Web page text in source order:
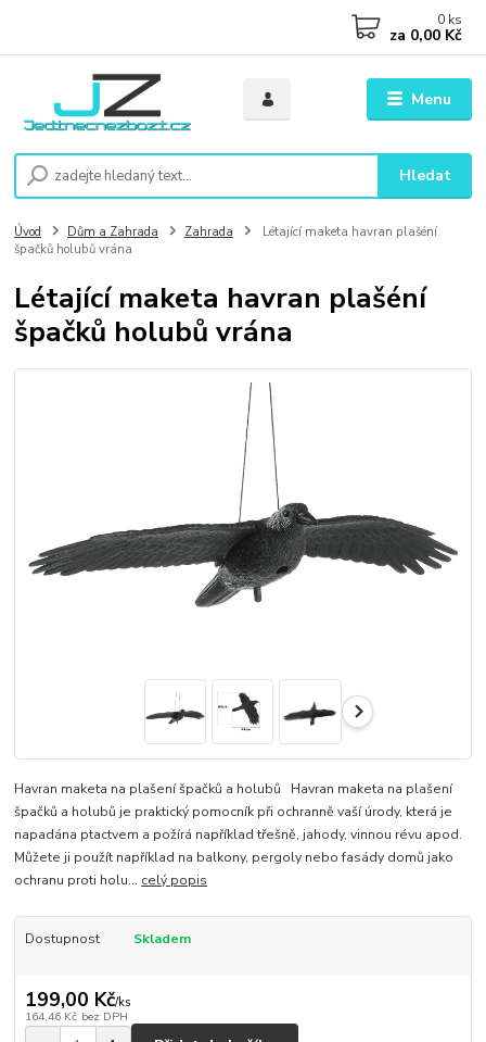
Menu
Hledat
0 ks
za 0,00 Kč
Úvod Dům a Zahrada Zahrada
Létající maketa havran plašéní
špačků holubů vrána
Létající maketa havran plašéní
špačků holubů vrána
Havran maketa na plašení špačků a holubů Havran maketa na plašení
špačků a holubů je praktický pomocník při ochranně vaší úrody, která je
napadána ptactvem a požírá například třešně, jahody, vinnou révu apod.
Můžete ji použít například na balkony, pergoly nebo fasády domů jako
ochranu proti holu... celý popis
Dostupnost Skladem
199,00 Kč/ks
164,46 Kč bez DPH